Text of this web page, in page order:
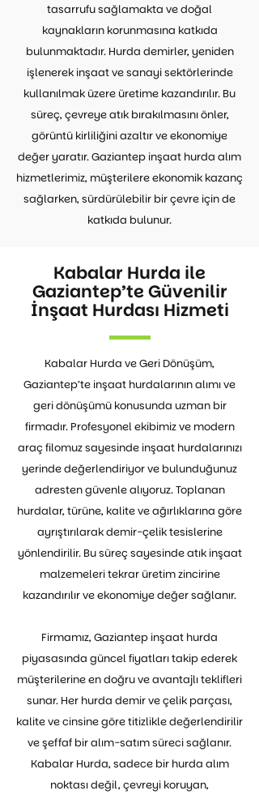
tasarrufu sağlamakta ve doğal
kaynakların korunmasına katkıda
bulunmaktadır. Hurda demirler, yeniden
işlenerek inşaat ve sanayi sektörlerinde
kullanılmak üzere üretime kazandırılır. Bu
süreç, çevreye atık bırakılmasını önler,
görüntü kirliliğini azaltır ve ekonomiye
değer yaratır. Gaziantep inşaat hurda alım
hizmetlerimiz, müşterilere ekonomik kazanç
sağlarken, sürdürülebilir bir çevre için de
katkıda bulunur.
Kabalar Hurda ile
Gaziantep’te Güvenilir
İnşaat Hurdası Hizmeti
Kabalar Hurda ve Geri Dönüşüm,
Gaziantep’te inşaat hurdalarının alımı ve
geri dönüşümü konusunda uzman bir
firmadır. Profesyonel ekibimiz ve modern
araç filomuz sayesinde inşaat hurdalarınızı
yerinde değerlendiriyor ve bulunduğunuz
adresten güvenle alıyoruz. Toplanan
hurdalar, türüne, kalite ve ağırlıklarına göre
ayrıştırılarak demir-çelik tesislerine
yönlendirilir. Bu süreç sayesinde atık inşaat
malzemeleri tekrar üretim zincirine
kazandırılır ve ekonomiye değer sağlanır.
Firmamız, Gaziantep inşaat hurda
piyasasında güncel fiyatları takip ederek
müşterilerine en doğru ve avantajlı teklifleri
sunar. Her hurda demir ve çelik parçası,
kalite ve cinsine göre titizlikle değerlendirilir
ve şeffaf bir alım-satım süreci sağlanır.
Kabalar Hurda, sadece bir hurda alım
noktası değil, çevreyi koruyan,